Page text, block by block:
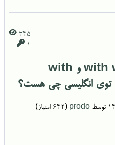
345
1
تفاوت with wild abandon و with
توسط prodo
(
642 امتیاز)